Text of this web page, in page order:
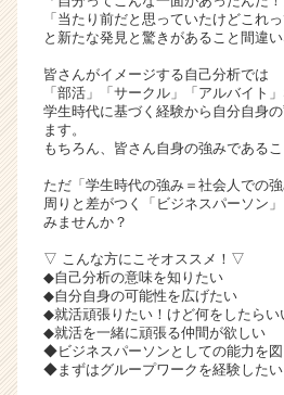
「当たり前だと思っていたけどこれ
と新たな発見と驚きがあること間違い
皆さんがイメージする自己分析では
「部活」「サークル」「アルバイト
学生時代に基づく経験から自分自身
ます。
もちろん、皆さん自身の強みである
ただ「学生時代の強み＝社会人での
周りと差がつく「ビジネスパーソン
みませんか？
▽ こんな方にこそオススメ！▽
◆自己分析の意味を知りたい
◆自分自身の可能性を広げたい
◆就活頑張りたい！けど何をしたらい
◆就活を一緒に頑張る仲間が欲しい
◆ビジネスパーソンとしての能力を
◆まずはグループワークを経験したい